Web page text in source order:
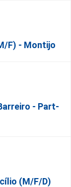
F) - Montijo
- Part-
(m/f/d)